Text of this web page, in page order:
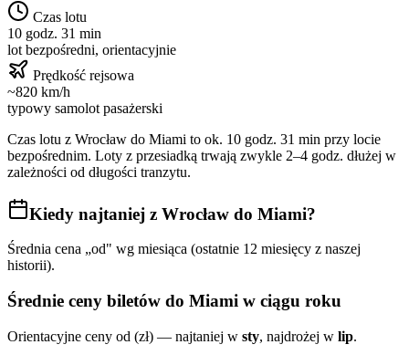
Czas lotu
10 godz. 31 min
lot bezpośredni, orientacyjnie
Prędkość rejsowa
~820 km/h
typowy samolot pasażerski
Czas lotu z Wrocław do Miami to ok. 10 godz. 31 min przy locie
bezpośrednim. Loty z przesiadką trwają zwykle 2–4 godz. dłużej w
zależności od długości tranzytu.
Kiedy najtaniej z Wrocław do Miami?
Średnia cena „od" wg miesiąca (ostatnie 12 miesięcy z naszej
historii).
Średnie ceny biletów do Miami w ciągu roku
Orientacyjne ceny od (zł) — najtaniej w sty, najdrożej w lip.